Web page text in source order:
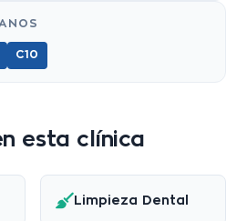
C10
esta clínica
Limpieza Dental